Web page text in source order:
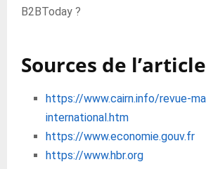
B2BToday ?
Sources de l’article
https://www.cairn.info/revue-
international.htm
https://www.economie.gouv.fr
https://www.hbr.org